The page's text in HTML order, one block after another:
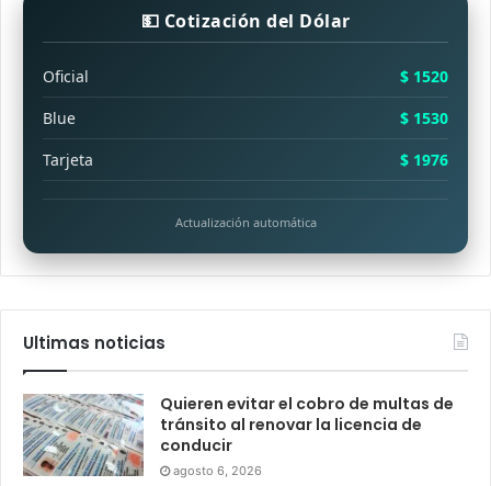
💵 Cotización del Dólar
Oficial
$ 1520
Blue
$ 1530
Tarjeta
$ 1976
Actualización automática
Ultimas noticias
Quieren evitar el cobro de multas de
tránsito al renovar la licencia de
conducir
agosto 6, 2026